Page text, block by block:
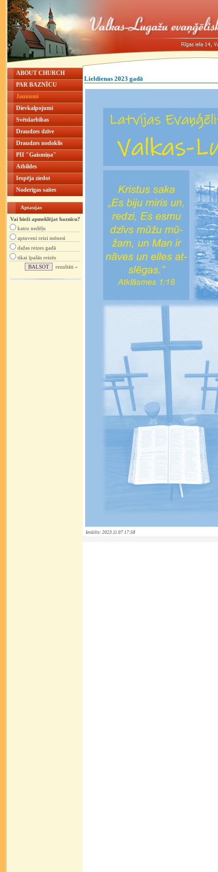
ABOUT CHURCH
PAR BAZNĪCU
Jaunumi
Dievkalpojumi
Svētdarbības
Draudzes dzīve
Draudzes nodoklis
PII "Gaismiņa"
Atbildes
Iespēja ziedot
Noderīgas saites
Aptaujas
Vai bieži apmeklējat baznīcu?
katru nedēļu
aptuveni reizi mēnesī
dažas reizes gadā
tikai īpašās reizēs
rezultāti »
Lieldienas 2023 gadā
Iesūtīts: 2023.11.07 17:58